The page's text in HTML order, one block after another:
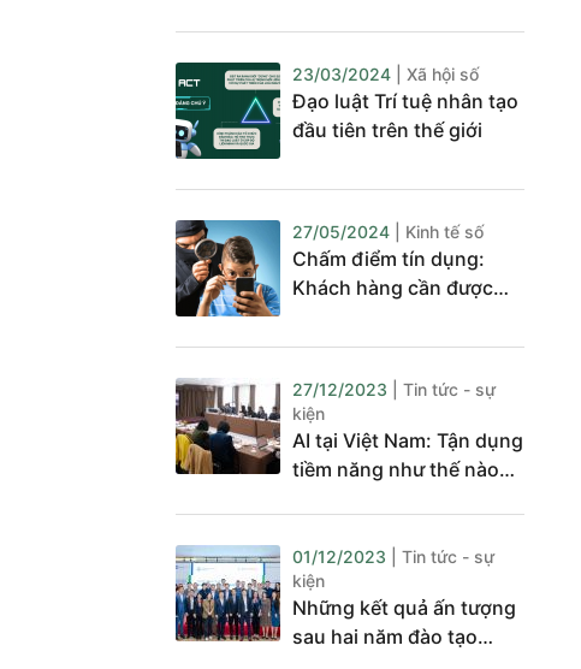
cứu và tư vấn chính sách
23/03/2024 | Xã hội số
Đạo luật Trí tuệ nhân tạo
đầu tiên trên thế giới
27/05/2024 | Kinh tế số
Chấm điểm tín dụng:
Khách hàng cần được
bình đẳng
27/12/2023
| Tin tức - sự
kiện
AI tại Việt Nam: Tận dụng
tiềm năng như thế nào
01/12/2023
| Tin tức - sự
kiện
Những kết quả ấn tượng
sau hai năm đào tạo